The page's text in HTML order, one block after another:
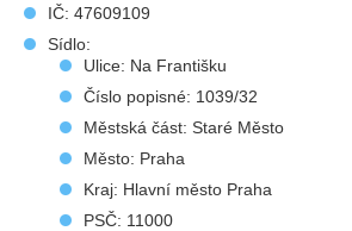
IČ: 47609109
Sídlo:
Ulice: Na Františku
Číslo popisné: 1039/32
Městská část: Staré Město
Město: Praha
Kraj: Hlavní město Praha
PSČ: 11000